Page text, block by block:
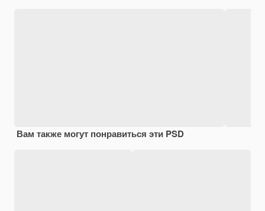
Вам также могут понравиться эти PSD